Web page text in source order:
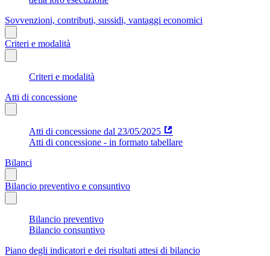
Sovvenzioni, contributi, sussidi, vantaggi economici
Criteri e modalità
Criteri e modalità
Atti di concessione
Atti di concessione dal 23/05/2025
Atti di concessione - in formato tabellare
Bilanci
Bilancio preventivo e consuntivo
Bilancio preventivo
Bilancio consuntivo
Piano degli indicatori e dei risultati attesi di bilancio